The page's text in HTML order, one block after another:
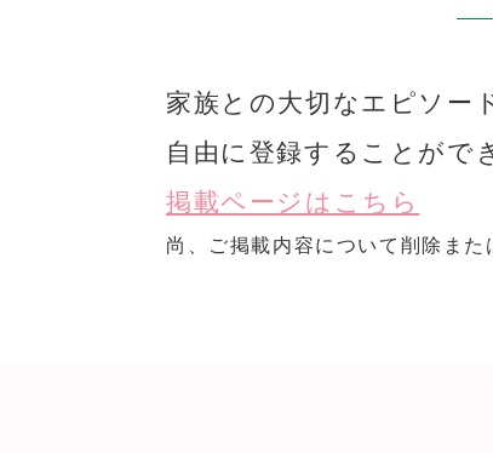
家族との大切なエピソー
自由に登録することがで
掲載ページはこちら
尚、ご掲載内容について削除また